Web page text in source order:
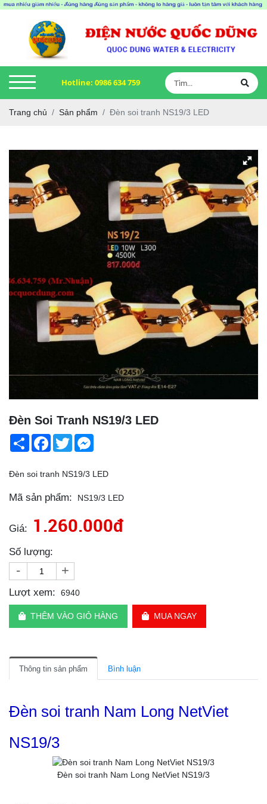
Hotline: 0986 634 759
Trang chủ Sản phẩm Đèn soi tranh NS19/3 LED
Đèn Soi Tranh NS19/3 LED
Share Facebook
Twitter
Đèn soi tranh NS19/3 LED
Mã sản phẩm: NS19/3 LED
Giá: 1.260.000đ
Số lượng:
- +
Lượt xem: 6940
THÊM VÀO GIỎ HÀNG MUA NGAY
Thông tin sản phẩm Bình luận
Đèn soi tranh Nam Long NetViet
NS19/3
Đèn soi tranh Nam Long NetViet NS19/3